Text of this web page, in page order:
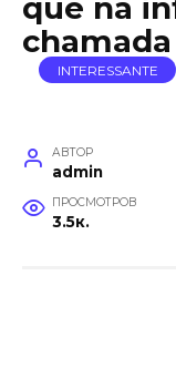
que na
INTERESSANTE
АВТОР
admin
ПРОСМОТРОВ
3.5к.